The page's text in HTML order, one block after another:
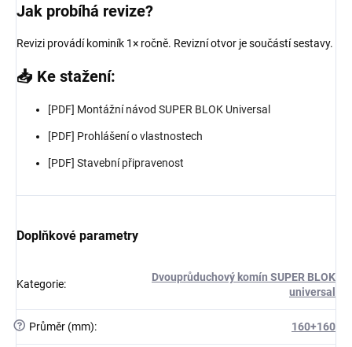
Jak probíhá revize?
Revizi provádí kominík 1× ročně. Revizní otvor je součástí sestavy.
📥 Ke stažení:
[PDF] Montážní návod SUPER BLOK Universal
[PDF] Prohlášení o vlastnostech
[PDF] Stavební připravenost
Doplňkové parametry
Kategorie:
Dvouprůduchový komín SUPER BLOK
universal
? Průměr (mm): 160+160